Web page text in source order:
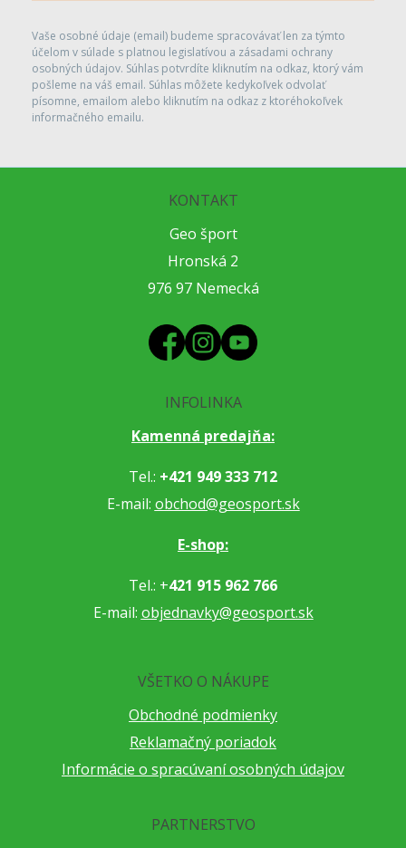
Vaše osobné údaje (email) budeme spracovávať len za týmto
účelom v súlade s platnou legislatívou a zásadami ochrany
osobných údajov. Súhlas potvrdíte kliknutím na odkaz, ktorý vám
pošleme na váš email. Súhlas môžete kedykoľvek odvolať
písomne, emailom alebo kliknutím na odkaz z ktoréhokoľvek
informačného emailu.
KONTAKT
Geo šport
Hronská 2
976 97 Nemecká
INFOLINKA
Kamenná predajňa:
Tel.: +421 949 333 712
E-mail: obchod@geosport.sk
E-shop:
Tel.: +421 915 962 766
E-mail: objednavky@geosport.sk
VŠETKO O NÁKUPE
Obchodné podmienky
Reklamačný poriadok
Informácie o spracúvaní osobných údajov
PARTNERSTVO